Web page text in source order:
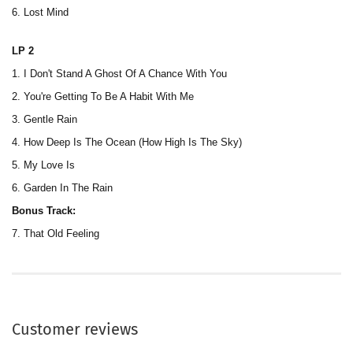
6. Lost Mind
LP 2
1. I Don't Stand A Ghost Of A Chance With You
2. You're Getting To Be A Habit With Me
3. Gentle Rain
4. How Deep Is The Ocean (How High Is The Sky)
5. My Love Is
6. Garden In The Rain
Bonus Track:
7. That Old Feeling
Customer reviews